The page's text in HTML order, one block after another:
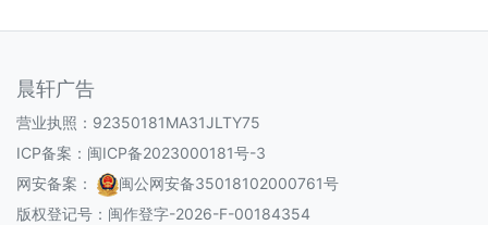
晨轩广告
营业执照：92350181MA31JLTY75
ICP备案： 闽ICP备2023000181号-3
网安备案：
闽公网安备35018102000761号
版权登记号： 闽作登字-2026-F-00184354